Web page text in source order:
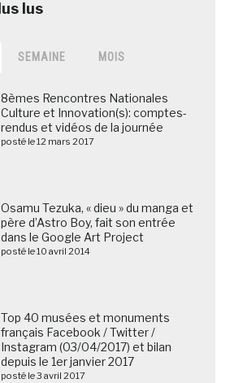
SEMAINE MOIS
8èmes Rencontres Nationales
Culture et Innovation(s): comptes-
rendus et vidéos de la journée
posté le 12 mars 2017
Osamu Tezuka, « dieu » du manga et
père d’Astro Boy, fait son entrée
dans le Google Art Project
posté le 10 avril 2014
Top 40 musées et monuments
français Facebook / Twitter /
Instagram (03/04/2017) et bilan
depuis le 1er janvier 2017
posté le 3 avril 2017